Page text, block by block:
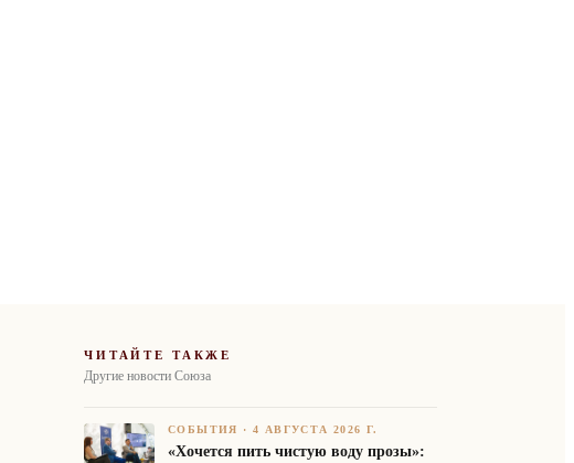
ЧИТАЙТЕ ТАКЖЕ
Другие новости Союза
СОБЫТИЯ ·4 АВГУСТА 2026 Г.
«Хочется пить чистую воду прозы»: